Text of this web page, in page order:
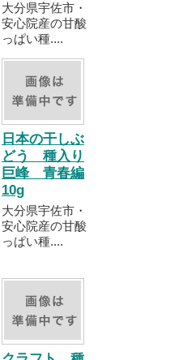
大分県宇佐市・
安心院産の甘酸
っぱい種....
日本の干しぶ
どう 種入り
巨峰 青春編
10g
大分県宇佐市・
安心院産の甘酸
っぱい種....